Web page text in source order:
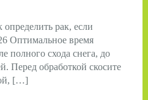
рак, если
Оптимальное время
полного схода снега, до
Перед обработкой скосите
[…]